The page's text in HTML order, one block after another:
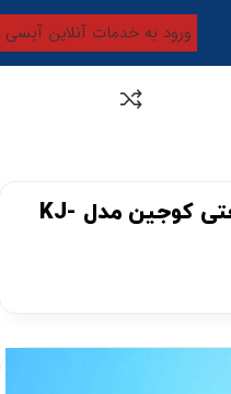
ورود به خدمات آنلاین آبسی
پمپ تصفیه آب نیمه صنعتی کوجین مدل KJ-